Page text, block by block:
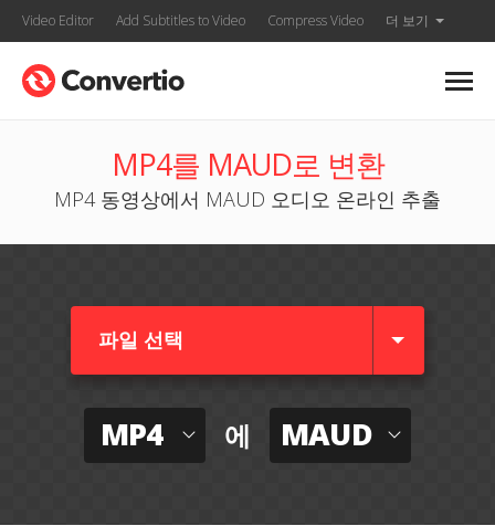
Video Editor Add Subtitles to Video Compress Video 더 보기
MP4를 MAUD로 변환
MP4 동영상에서 MAUD 오디오 온라인 추출
파일 선택
MP4 에 MAUD